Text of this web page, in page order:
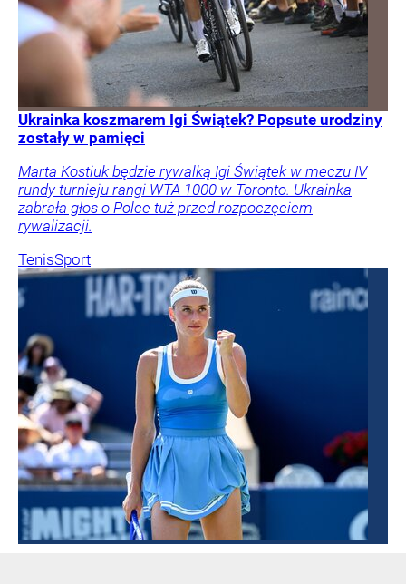
Ukrainka koszmarem Igi Świątek? Popsute urodziny
zostały w pamięci
Marta Kostiuk będzie rywalką Igi Świątek w meczu IV
rundy turnieju rangi WTA 1000 w Toronto. Ukrainka
zabrała głos o Polce tuż przed rozpoczęciem
rywalizacji.
TenisSport